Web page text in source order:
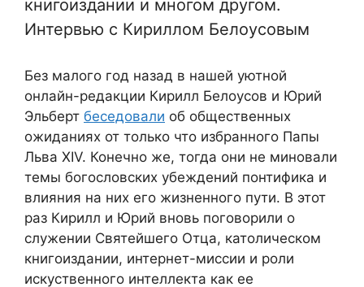
книгоиздании и многом другом.
Интервью с Кириллом Белоусовым
Без малого год назад в нашей уютной
онлайн-редакции Кирилл Белоусов и Юрий
Эльберт беседовали об общественных
ожиданиях от только что избранного Папы
Льва XIV. Конечно же, тогда они не миновали
темы богословских убеждений понтифика и
влияния на них его жизненного пути. В этот
раз Кирилл и Юрий вновь поговорили о
служении Святейшего Отца, католическом
книгоиздании, интернет-миссии и роли
искуственного интеллекта как ее